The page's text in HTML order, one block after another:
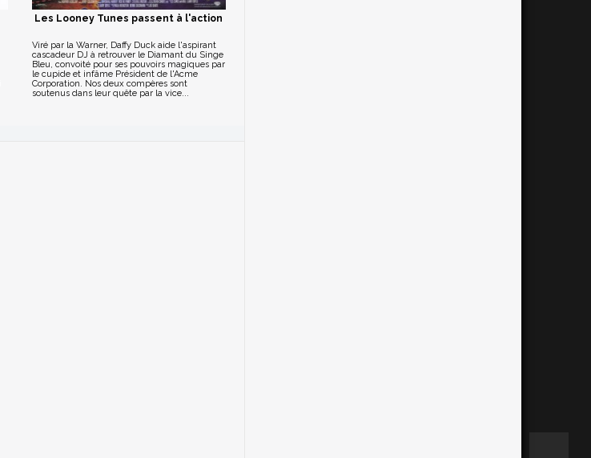
Les Looney Tunes passent à l'action
Viré par la Warner, Daffy Duck aide l'aspirant
cascadeur DJ à retrouver le Diamant du Singe
Bleu, convoité pour ses pouvoirs magiques par
le cupide et infâme Président de l'Acme
Corporation. Nos deux compères sont
soutenus dans leur quête par la vice...